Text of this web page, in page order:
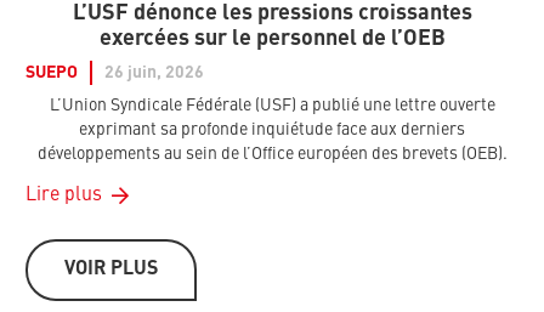
L’USF dénonce les pressions croissantes
exercées sur le personnel de l’OEB
SUEPO
26 juin, 2026
L’Union Syndicale Fédérale (USF) a publié une lettre ouverte
exprimant sa profonde inquiétude face aux derniers
développements au sein de l’Office européen des brevets (OEB).
Lire plus
VOIR PLUS